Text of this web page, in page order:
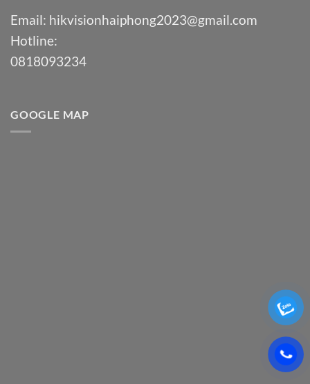
Email: hikvisionhaiphong2023@gmail.com
Hotline:
0818093234
GOOGLE MAP